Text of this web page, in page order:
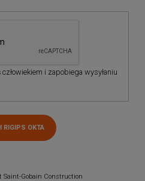
i zapobiega wysyłaniu
Gobain Construction